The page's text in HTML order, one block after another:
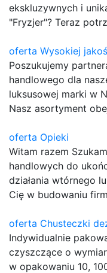
ekskluzywnych i
"Fryzjer"? Teraz
oferta Wysokiej
Poszukujemy
handlowego dla
luksusowej marki w
Nasz asortyment
oferta Opieki
Witam razem
handlowych do
działania wtórnego
Cię w budowaniu
oferta Chusteczki
Indywidualnie
czyszczące o
w opakowaniu 10,